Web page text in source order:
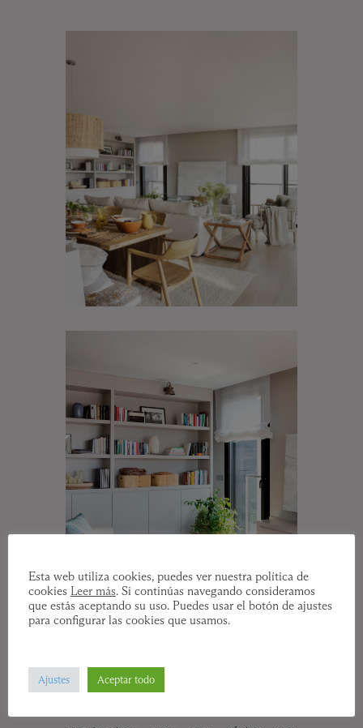
Escogemos un color topo para las
paredes e integramos la carpintería en el
Esta web utiliza cookies, puedes ver nuestra política de
cookies Leer más. Si continúas navegando consideramos
que estás aceptando su uso. Puedes usar el botón de ajustes
para configurar las cookies que usamos.
Ajustes Aceptar todo